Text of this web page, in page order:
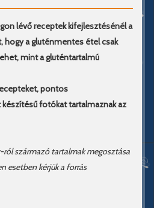
lévő receptek kifejlesztésénél a
a gluténmentes étel csak
mint a gluténtartalmú
pontos
fotókat tartalmaznak az
származó tartalmak megosztása
esetben kérjük a forrás